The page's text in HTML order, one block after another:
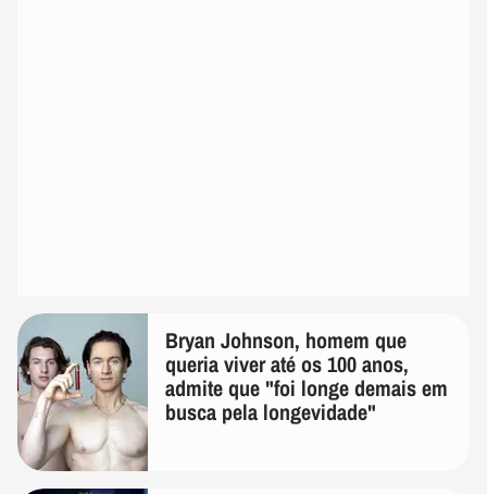
Bryan Johnson, homem que
queria viver até os 100 anos,
admite que "foi longe demais em
busca pela longevidade"